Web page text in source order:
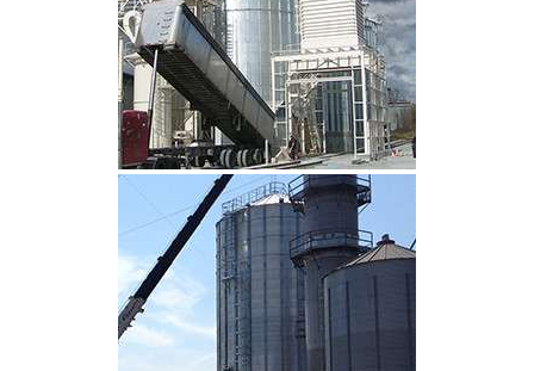
CLIQUEZ POUR AGRANDIR